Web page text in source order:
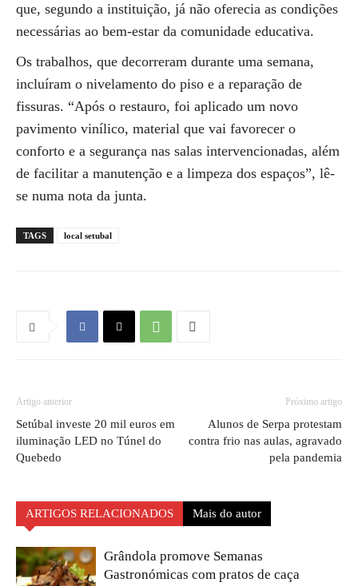
que, segundo a instituição, já não oferecia as condições
necessárias ao bem-estar da comunidade educativa.
Os trabalhos, que decorreram durante uma semana,
incluíram o nivelamento do piso e a reparação de
fissuras. “Após o restauro, foi aplicado um novo
pavimento vinílico, material que vai favorecer o
conforto e a segurança nas salas intervencionadas, além
de facilitar a manutenção e a limpeza dos espaços”, lê-
se numa nota da junta.
TAGS local setubal
Artigo anterior
Setúbal investe 20 mil euros em
iluminação LED no Túnel do
Quebedo
Próximo artigo
Alunos de Serpa protestam
contra frio nas aulas, agravado
pela pandemia
ARTIGOS RELACIONADOS Mais do autor
Grândola promove Semanas
Gastronómicas com pratos de caça